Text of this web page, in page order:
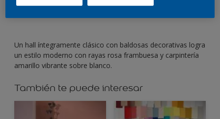
Un hall íntegramente clásico con baldosas decorativas logra
un estilo moderno con rayas rosa frambuesa y carpintería
amarillo vibrante sobre blanco.
También te puede interesar